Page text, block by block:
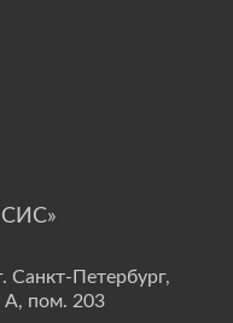
Санкт-Петербург,
А, пом. 203